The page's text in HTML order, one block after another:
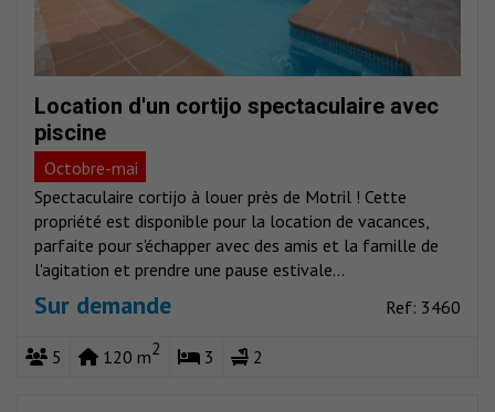
Location d'un cortijo spectaculaire avec
piscine
Octobre-mai
Spectaculaire cortijo à louer près de Motril ! Cette
propriété est disponible pour la location de vacances,
parfaite pour s'échapper avec des amis et la famille de
l'agitation et prendre une pause estivale...
Sur demande Ref: 3460
5 120 m2 3 2